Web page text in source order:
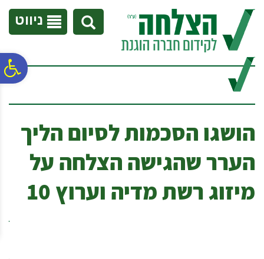
נגישות
אתר
המרכזי
ניווט
הושגו הסכמות לסיום הליך
הערר שהגישה הצלחה על
מיזוג רשת מדיה וערוץ 10